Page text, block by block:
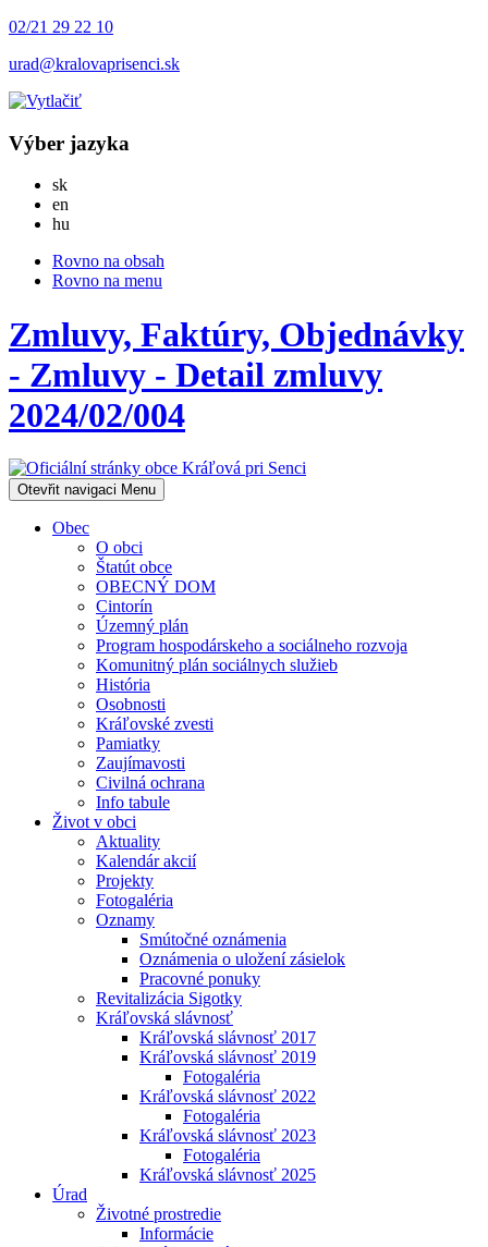
02/21 29 22 10
urad@kralovaprisenci.sk
Výber jazyka
skSlovensky
en
hu
Rovno na obsah
Rovno na menu
Zmluvy, Faktúry, Objednávky
- Zmluvy - Detail zmluvy
2024/02/004
Otevřit navigaci Menu
Obec
O obci
Štatút obce
OBECNÝ DOM
Cintorín
Územný plán
Program hospodárskeho a sociálneho rozvoja
Komunitný plán sociálnych služieb
História
Osobnosti
Kráľovské zvesti
Pamiatky
Zaujímavosti
Civilná ochrana
Info tabule
Život v obci
Aktuality
Kalendár akcií
Projekty
Fotogaléria
Oznamy
Smútočné oznámenia
Oznámenia o uložení zásielok
Pracovné ponuky
Revitalizácia Sigotky
Kráľovská slávnosť
Kráľovská slávnosť 2017
Kráľovská slávnosť 2019
Fotogaléria
Kráľovská slávnosť 2022
Fotogaléria
Kráľovská slávnosť 2023
Fotogaléria
Kráľovská slávnosť 2025
Úrad
Životné prostredie
Informácie